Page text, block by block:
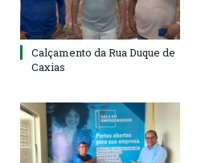
Calçamento da Rua Duque de
Caxias